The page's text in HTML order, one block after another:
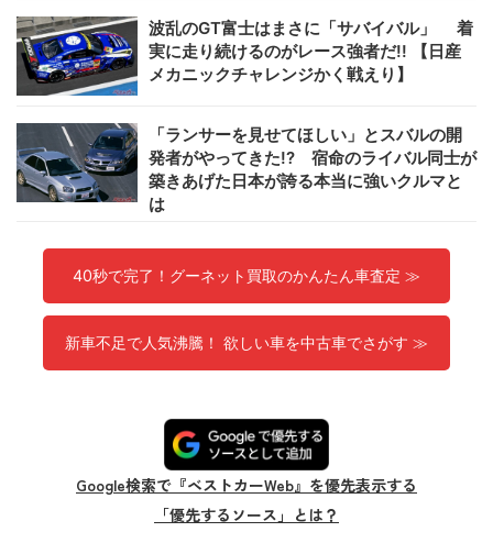
波乱のGT富士はまさに「サバイバル」 着
実に走り続けるのがレース強者だ!! 【日産
メカニックチャレンジかく戦えり】
「ランサーを見せてほしい」とスバルの開
発者がやってきた!? 宿命のライバル同士が
築きあげた日本が誇る本当に強いクルマと
は
40秒で完了！グーネット買取のかんたん車査定 ≫
新車不足で人気沸騰！ 欲しい車を中古車でさがす ≫
Google検索で『ベストカーWeb』を優先表示する
「優先するソース」とは？